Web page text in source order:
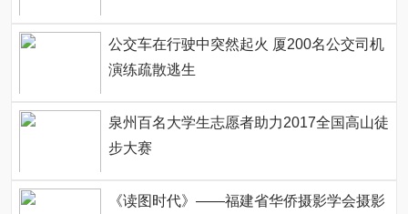
公交车在行驶中突然起火 厦200名公交司机
演练疏散逃生
泉州百名大学生志愿者助力2017全国高山徒
步大赛
《读图时代》——福建省华侨摄影学会摄影